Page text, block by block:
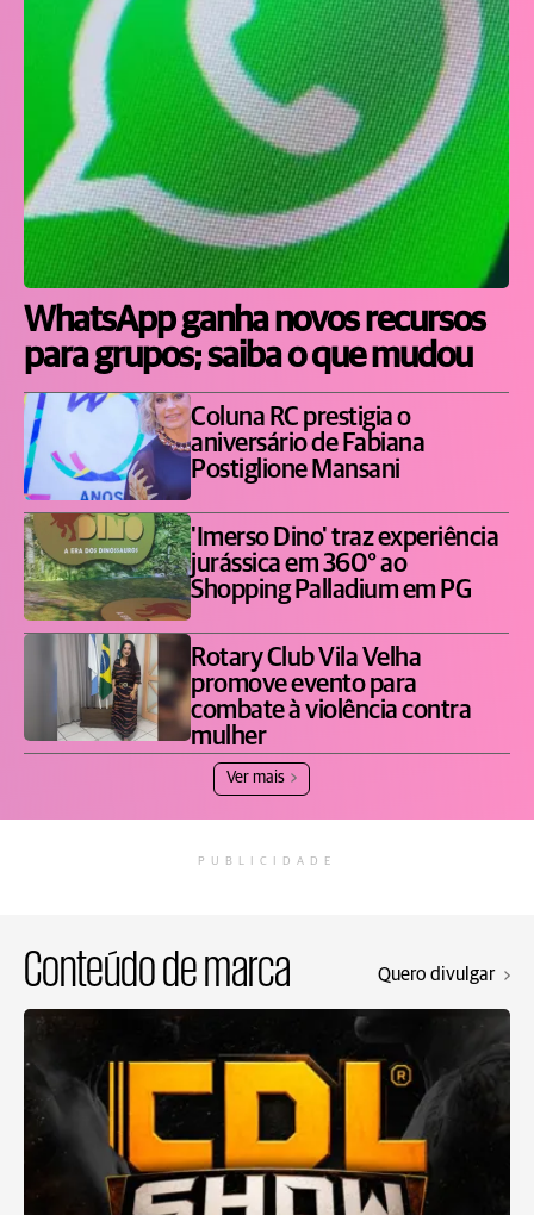
WhatsApp ganha novos recursos
para grupos; saiba o que mudou
Coluna RC prestigia o
aniversário de Fabiana
Postiglione Mansani
'Imerso Dino' traz experiência
jurássica em 360° ao
Shopping Palladium em PG
Rotary Club Vila Velha
promove evento para
combate à violência contra
mulher
Ver mais
PUBLICIDADE
Conteúdo de marca Quero divulgar